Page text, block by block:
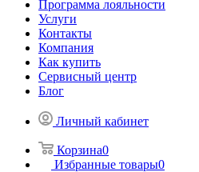
Программа лояльности
Услуги
Контакты
Компания
Как купить
Сервисный центр
Блог
Личный кабинет
Корзина0
Избранные товары0